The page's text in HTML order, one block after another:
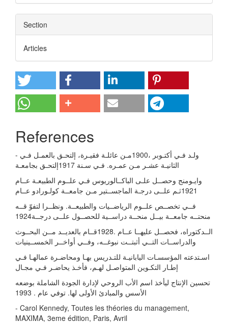
Section
Articles
References
- ولـد فـي أكتـوبر ،1900مـن عائلـة فقیـرة، إلتحـق بالعمـل فـي
الثانیـة عشـر مـن عمـره. فـي سـنة 1917إلتحـق بجامعـة
وایـومنج وحصــل علـى الباكــالوریوس فـي علــوم الطبیعـة عــام
1921ثـم علــى درجـة الماجســتیر مـن جامعــة كولـورادو عــام
فــي تخصــص علــوم الریاضــیات والطبیعــة. ونظــرا لتفوّ قــه
منحتــه جامعــة بیــل منحــة دراســیة للحصــول علــى درجــة1924
الــدكتوراه، فحصــل علیهــا عــام .1928قــام بالعدیــد مــن البحــوث
والدراســات التــي أثبتــت نبوغــه، وفــي أواخــر الخمســینیات
اسـتدعته المؤسسـات الیابانیـة للتـدریس بهـا ومحاضـرة عمالهـا فـي
إطـار التكـوین المتواصـل لهـم، فأخـذ یحاضـر فـي مجـال
تحسین الإنتاج لیأخذ اسم الأب الروحي لإدارة الجودة الشاملة بوضعه
الأسس والمبادئ الأولى لها. توفي عام . 1993
- Carol Kennedy, Toutes les théories du management,
MAXIMA, 3eme édition, Paris, Avril